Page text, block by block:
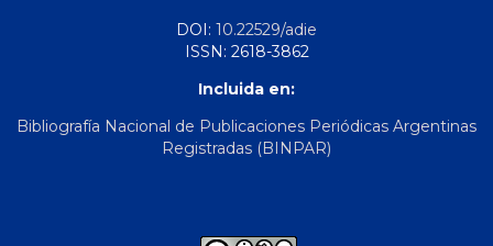
DOI: 10.22529/adie
ISSN: 2618-3862
Incluida en:
Bibliografía Nacional de Publicaciones Periódicas Argentinas
Registradas (BINPAR)